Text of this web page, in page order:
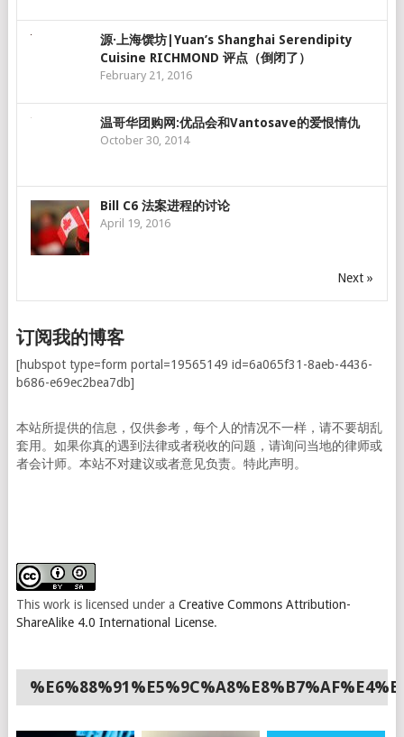
源·上海馔坊|Yuan’s Shanghai Serendipity
Cuisine RICHMOND 评点（倒闭了）
February 21, 2016
温哥华团购网:优品会和Vantosave的爱恨情仇
October 30, 2014
Bill C6 法案进程的讨论
April 19, 2016
Next »
订阅我的博客
[hubspot type=form portal=19565149 id=6a065f31-8aeb-4436-
b686-e69ec2bea7db]
本站所提供的信息，仅供参考，每个人的情况不一样，请不要胡乱
套用。如果你真的遇到法律或者税收的问题，请询问当地的律师或
者会计师。本站不对建议或者意见负责。特此声明。
This work is licensed under a Creative Commons Attribution-
ShareAlike 4.0 International License.